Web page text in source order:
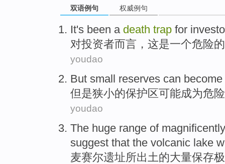
双语例句 权威例句
It's been a death trap for
对投资者而言 ， 这是一个危险
youdao
But small reserves can become
但是狭小的保护区可能成为危险
youdao
The huge range of
suggest that the volcanic lake
麦赛尔遗址所出土的大量保存